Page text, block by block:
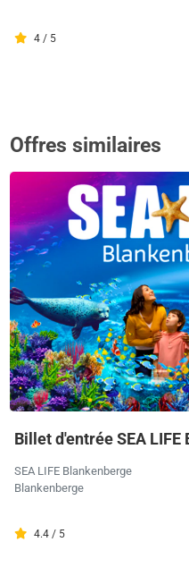
4 / 5
Offres similaires
Billet d'entrée SEA
SEA LIFE Blankenberge
Blankenberge
4.4 / 5